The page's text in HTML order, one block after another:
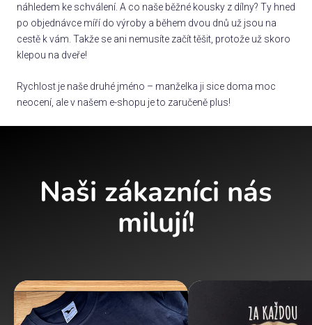
náhledem ke schválení. A co naše běžné kousky z dílny? Ty hned
po objednávce míří do výroby a během dvou dnů už jsou na
cestě k vám. Takže se ani nemusíte začít těšit, protože už skoro
klepou na dveře!
Rychlost je naše druhé jméno – manželka ji sice doma moc
neocení, ale v našem e-shopu je to zaručeně plus!
Naši zákazníci nás
milují!